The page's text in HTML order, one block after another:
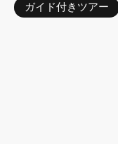
ガイド付きツアー